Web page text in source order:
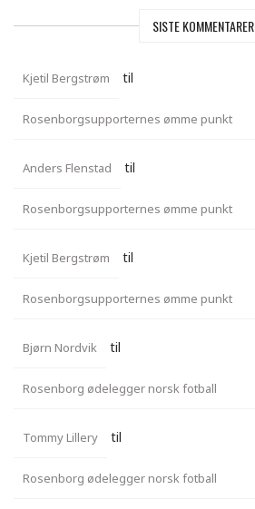
SISTE KOMMENTARER
Kjetil Bergstrøm til
Rosenborgsupporternes ømme punkt
Anders Flenstad til
Rosenborgsupporternes ømme punkt
Kjetil Bergstrøm til
Rosenborgsupporternes ømme punkt
Bjørn Nordvik til
Rosenborg ødelegger norsk fotball
Tommy Lillery til
Rosenborg ødelegger norsk fotball